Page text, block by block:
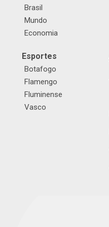
Brasil
Mundo
Economia
Esportes
Botafogo
Flamengo
Fluminense
Vasco